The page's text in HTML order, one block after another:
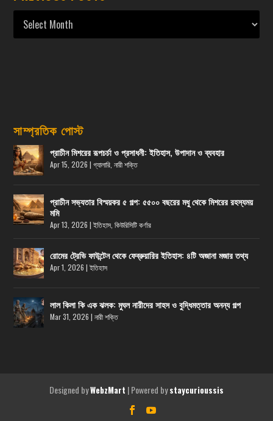
সাম্প্রতিক পোস্ট
প্রাচীন মিশরের রূপচর্চা ও প্রসাধনী: ইতিহাস, উপাদান ও ব্যবহার
Apr 15, 2026 |গ্যালারি ,নারী শক্তি
প্রাচীন সভ্যতার বিস্ময়কর ৫ গল্প: ৫৫০০ বছরের মধু থেকে মিশরের রহস্যময়
মমি
Apr 13, 2026 |ইতিহাস ,কিউরিসিটি কর্ণার
রোমের ট্রেভি ফাউন্টেন থেকে ফেব্রুয়ারির ইতিহাস: ৪টি অজানা মজার তথ্য
Apr 1, 2026 |ইতিহাস
লাল কিলা কি এক ঝলক: মুঘল নারীদের সাহস ও বুদ্ধিমত্তার অনন্য গল্প
Mar 31, 2026 |নারী শক্তি
Designed byWebzMart | Powered bystaycurioussis